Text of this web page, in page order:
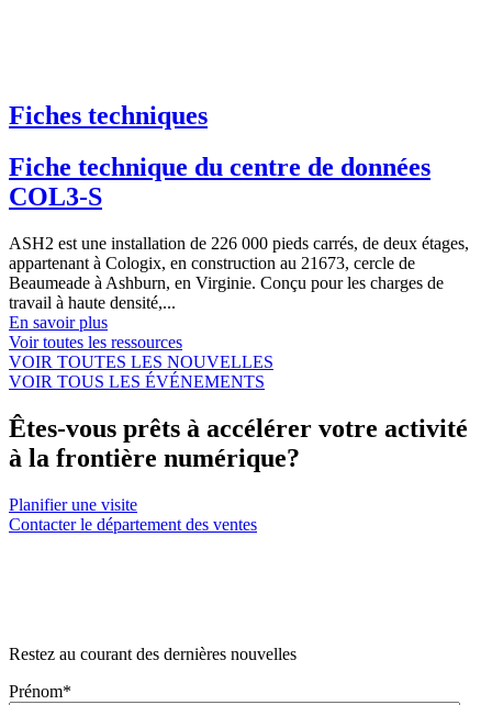
Fiches techniques
Fiche technique du centre de données
COL3-S
ASH2 est une installation de 226 000 pieds carrés, de deux étages,
appartenant à Cologix, en construction au 21673, cercle de
Beaumeade à Ashburn, en Virginie. Conçu pour les charges de
travail à haute densité,...
En savoir plus
Voir toutes les ressources
VOIR TOUTES LES NOUVELLES
VOIR TOUS LES ÉVÉNEMENTS
Êtes-vous prêts à accélérer votre activité
à la frontière numérique?
Planifier une visite
Contacter le département des ventes
Restez au courant des dernières nouvelles
Prénom*